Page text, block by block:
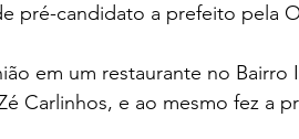
pré-candidato a prefeito pela
em um restaurante no
Carlinhos, e ao mesmo fez a